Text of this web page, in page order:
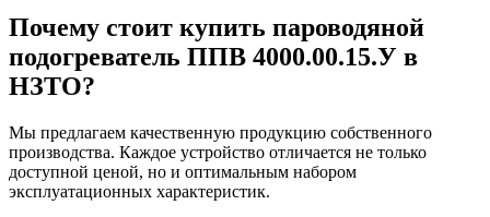
Почему стоит купить пароводяной
подогреватель ППВ 4000.00.15.У в
НЗТО?
Мы предлагаем качественную продукцию собственного
производства. Каждое устройство отличается не только
доступной ценой, но и оптимальным набором
эксплуатационных характеристик.